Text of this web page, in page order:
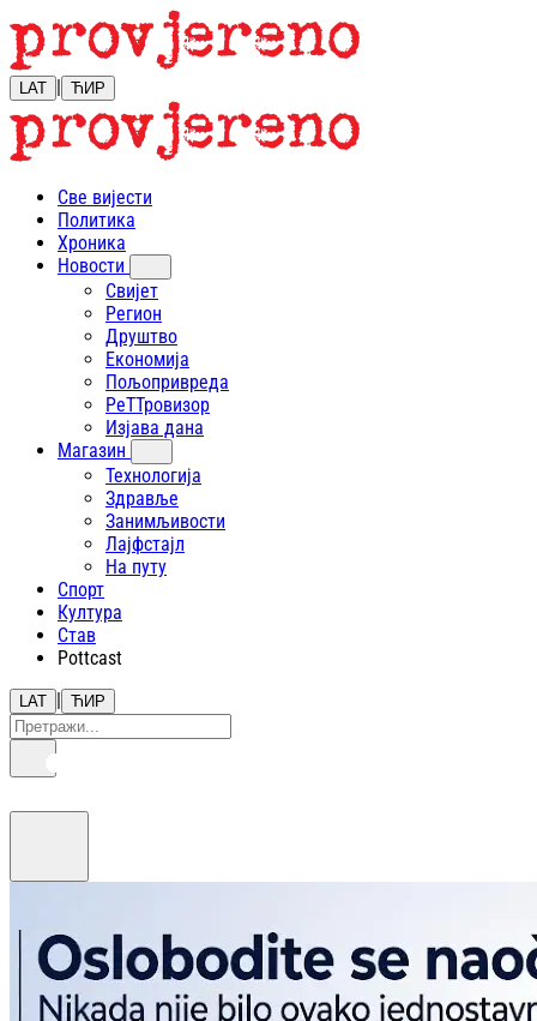
LAT | ЋИР
Све вијести
Политика
Хроника
Новости
Свијет
Регион
Друштво
Економија
Пољопривреда
РеТТровизор
Изјава дана
Магазин
Технологија
Здравље
Занимљивости
Лајфстajл
На путу
Спорт
Култура
Став
Pottcast
LAT | ЋИР